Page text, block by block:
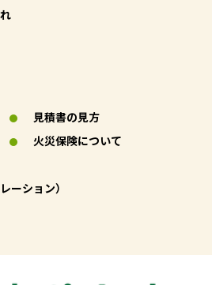
見積書の見方
火災保険について
ーション）